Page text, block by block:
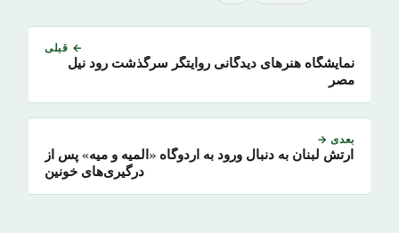
← قبلی
نمایشگاه هنرهای دیدگانی روایتگر سرگذشت رود نیل
مصر
بعدی →
ارتش لبنان به دنبال ورود به اردوگاه «المیه و میه» پس از
درگیری‌های خونین